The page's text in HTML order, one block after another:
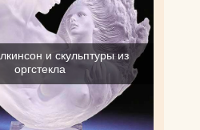
и скульптуры из
оргстекла